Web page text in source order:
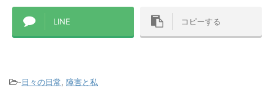
LINE コピーする
-日々の日常, 障害と私